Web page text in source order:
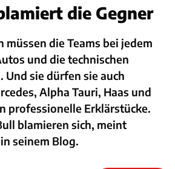
die Gegner
müssen die Teams bei jedem
und die technischen
Und sie dürfen sie auch
Alpha Tauri, Haas und
professionelle Erklärstücke.
blamieren sich, meint
seinem Blog.